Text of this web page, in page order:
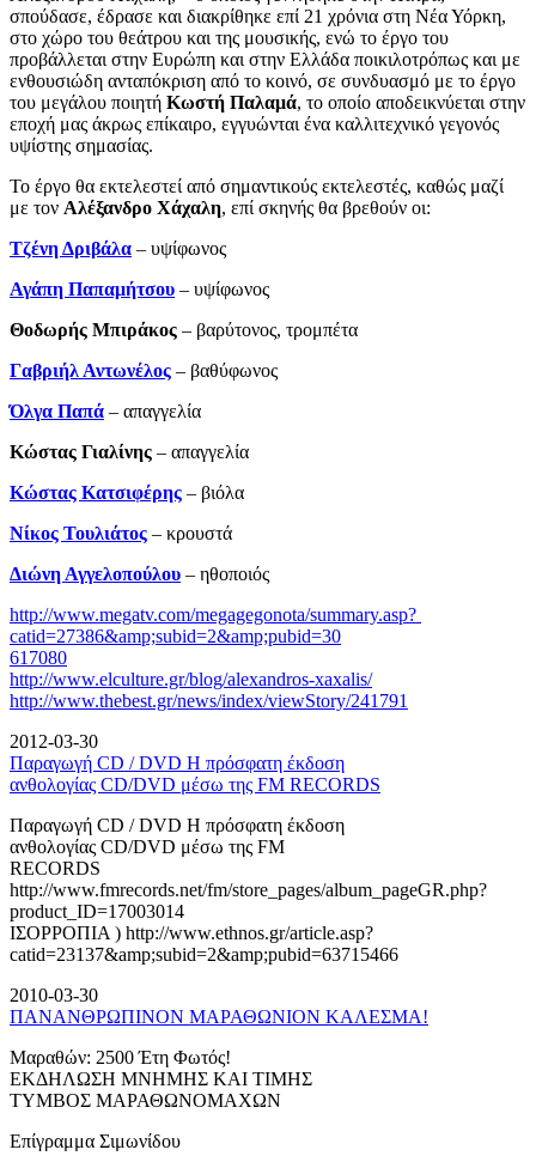
σπούδασε, έδρασε και διακρίθηκε επί 21 χρόνια στη Νέα Υόρκη,
στο χώρο του θεάτρου και της μουσικής, ενώ το έργο του
προβάλλεται στην Ευρώπη και στην Ελλάδα ποικιλοτρόπως και με
ενθουσιώδη ανταπόκριση από το κοινό, σε συνδυασμό με το έργο
του μεγάλου ποιητή Κωστή Παλαμά, το οποίο αποδεικνύεται στην
εποχή μας άκρως επίκαιρο, εγγυώνται ένα καλλιτεχνικό γεγονός
υψίστης σημασίας.
Το έργο θα εκτελεστεί από σημαντικούς εκτελεστές, καθώς μαζί
με τον Αλέξανδρο Χάχαλη, επί σκηνής θα βρεθούν οι:
Τζένη Δριβάλα – υψίφωνος
Αγάπη Παπαμήτσου – υψίφωνος
Θοδωρής Μπιράκος – βαρύτονος, τρομπέτα
Γαβριήλ Αντωνέλος – βαθύφωνος
Όλγα Παπά – απαγγελία
Κώστας Γιαλίνης ­– απαγγελία
Κώστας Κατσιφέρης – βιόλα
Νίκος Τουλιάτος – κρουστά
Διώνη Αγγελοπούλου – ηθοποιός
http://www.megatv.com/megagegonota/summary.asp?
catid=27386&amp;subid=2&amp;pubid=30
617080
http://www.elculture.gr/blog/alexandros-xaxalis/
http://www.thebest.gr/news/index/viewStory/241791
2012-03-30
Παραγωγή CD / DVD Η πρόσφατη έκδοση
ανθολογίας CD/DVD μέσω της FM RECORDS
Παραγωγή CD / DVD Η πρόσφατη έκδοση
ανθολογίας CD/DVD μέσω της FM
RECORDS
http://www.fmrecords.net/fm/store_pages/album_pageGR.php?
product_ID=17003014
ΙΣΟΡΡΟΠΙΑ ) http://www.ethnos.gr/article.asp?
catid=23137&amp;subid=2&amp;pubid=63715466
2010-03-30
ΠΑΝΑΝΘΡΩΠΙΝΟΝ ΜΑΡΑΘΩΝΙΟΝ ΚΑΛΕΣΜΑ!
Μαραθών: 2500 Έτη Φωτός!
ΕΚΔΗΛΩΣΗ ΜΝΗΜΗΣ ΚΑΙ ΤΙΜΗΣ
ΤΥΜΒΟΣ ΜΑΡΑΘΩΝΟΜΑΧΩΝ
Επίγραμμα Σιμωνίδου